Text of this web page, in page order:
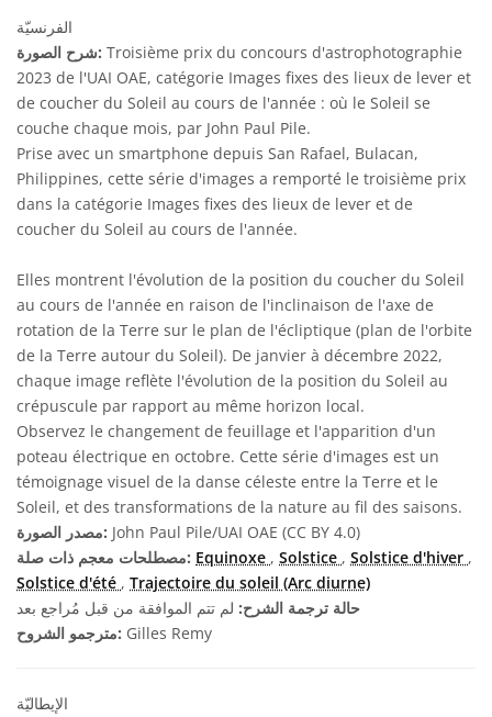
الفرنسيّة
شرح الصورة: Troisième prix du concours d'astrophotographie
2023 de l'UAI OAE, catégorie Images fixes des lieux de lever et
de coucher du Soleil au cours de l'année : où le Soleil se
couche chaque mois, par John Paul Pile.
Prise avec un smartphone depuis San Rafael, Bulacan,
Philippines, cette série d'images a remporté le troisième prix
dans la catégorie Images fixes des lieux de lever et de
coucher du Soleil au cours de l'année.
Elles montrent l'évolution de la position du coucher du Soleil
au cours de l'année en raison de l'inclinaison de l'axe de
rotation de la Terre sur le plan de l'écliptique (plan de l'orbite
de la Terre autour du Soleil). De janvier à décembre 2022,
chaque image reflète l'évolution de la position du Soleil au
crépuscule par rapport au même horizon local.
Observez le changement de feuillage et l'apparition d'un
poteau électrique en octobre. Cette série d'images est un
témoignage visuel de la danse céleste entre la Terre et le
Soleil, et des transformations de la nature au fil des saisons.
مصدر الصورة: John Paul Pile/UAI OAE (CC BY 4.0)
مصطلحات معجم ذات صلة: Equinoxe , Solstice , Solstice d'hiver ,
Solstice d'été , Trajectoire du soleil (Arc diurne)
حالة ترجمة الشرح: لم تتم الموافقة من قبل مُراجع بعد
مترجمو الشروح: Gilles Remy
الإيطاليّة